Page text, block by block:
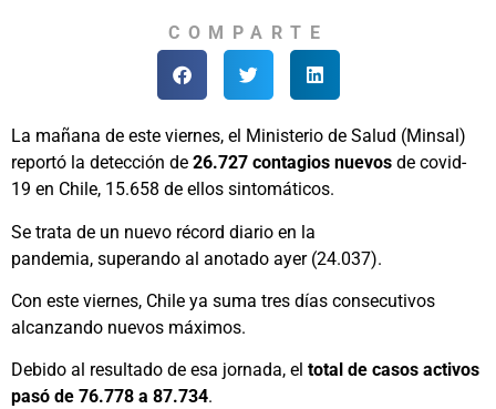
COMPARTE
La mañana de este viernes, el Ministerio de Salud (Minsal)
reportó la detección de 26.727 contagios nuevos de covid-
19 en Chile, 15.658 de ellos sintomáticos.
Se trata de un nuevo récord diario en la
pandemia, superando al anotado ayer (24.037).
Con este viernes, Chile ya suma tres días consecutivos
alcanzando nuevos máximos.
Debido al resultado de esa jornada, el total de casos activos
pasó de 76.778 a 87.734.